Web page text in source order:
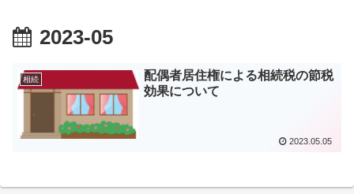
2023-05
相続
配偶者居住権による相続税の節税
効果について
2023.05.05